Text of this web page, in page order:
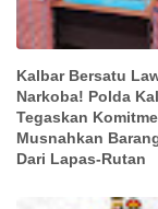
Kalbar Bersatu
Narkoba! Polda
Tegaskan
Musnahkan
Dari Lapas-Rutan